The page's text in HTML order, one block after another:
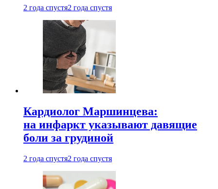
2 года спустя2 года спустя
Кардиолог Маршинцева:
на инфаркт указывают давящие
боли за грудиной
2 года спустя2 года спустя